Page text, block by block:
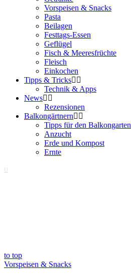
Vorspeisen & Snacks
Pasta
Beilagen
Festtags-Essen
Geflügel
Fisch & Meeresfrüchte
Fleisch
Einkochen
Tipps & Tricks
Technik & Apps
News
Rezensionen
Balkongärtnern
Tipps für den Balkongarten
Anzucht
Erde und Kompost
Ernte
to top
Vorspeisen & Snacks